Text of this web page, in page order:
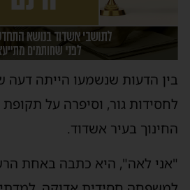
בין הדעות שנשמעו הייתה
לחסידות גור, וסיפרה על
החינוך בעיר אשדוד.
"אני לאה", היא כתבה באחת